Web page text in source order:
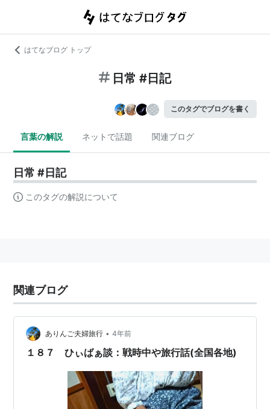
はてなブログ トップ
日常 #日記
このタグでブログを書く
言葉の解説 ネットで話題 関連ブログ
日常 #日記
このタグの解説について
関連ブログ
ありんご夫婦旅行 • 4年前
１８７ ひぃばぁ談：戦時中や旅行話(全国各地)